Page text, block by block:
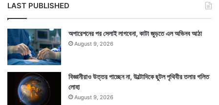
LAST PUBLISHED
অপারেশনের পর সেলাই লাগবেনা, কাটা জুড়তে এল অভিনব আঠা
August 9, 2026
বিজ্ঞানীরাও উত্তর পাচ্ছেন না, উল্টোদিকে ছুটল পৃথিবীর তলার গলিত
লোহা
August 9, 2026